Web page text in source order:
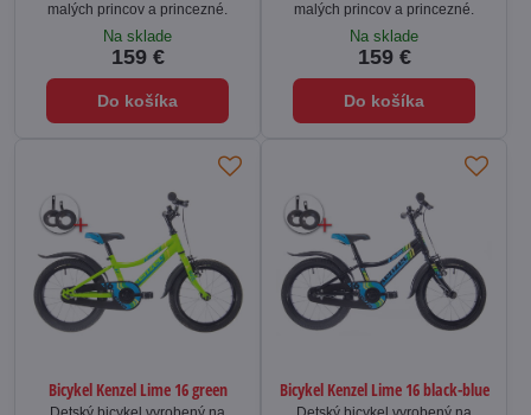
malých princov a princezné.
Na sklade
159 €
Do košíka
malých princov a princezné.
Na sklade
159 €
Do košíka
Bicykel Kenzel Lime 16 green Bicykel Kenzel Lime 16 black-blue